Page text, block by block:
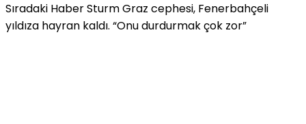
Sıradaki HaberSturm Graz cephesi, Fenerbahçeli
yıldıza hayran kaldı. “Onu durdurmak çok zor”